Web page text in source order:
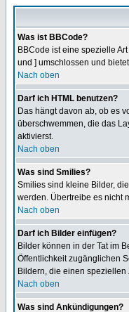
Was ist BBCode?
BBCode ist eine spezielle
und ] umschlossen und
Nach oben
Darf ich HTML benutzen?
Das hängt davon ab, ob es
überschwemmen, die das
aktivierst.
Nach oben
Was sind Smilies?
Smilies sind kleine Bilder,
werden. Übertreibe es nicht
Nach oben
Darf ich Bilder einfügen?
Bilder können in der Tat im
Öffentlichkeit zugänglichen
Bildern, die einen
Nach oben
Was sind Ankündigungen?